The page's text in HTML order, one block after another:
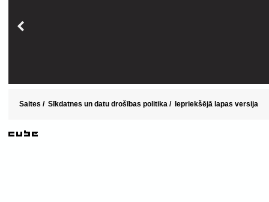
Saites / Sīkdatnes un datu drošības politika / Iepriekšējā lapas versija